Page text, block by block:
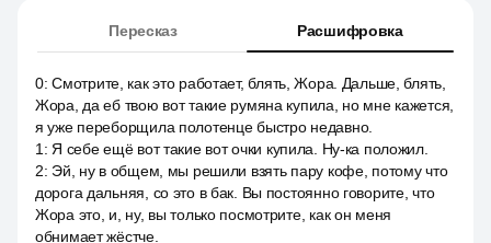
Пересказ Расшифровка
0:Смотрите, как это работает, блять, Жора. Дальше, блять,
Жора, да еб твою вот такие румяна купила, но мне кажется,
я уже переборщила полотенце быстро недавно.
1 : Я себе ещё вот такие вот очки купила. Ну-ка положил.
2: Эй, ну в общем, мы решили взять пару кофе, потому что
дорога дальняя, со это в бак. Вы постоянно говорите, что
Жора это, и, ну, вы только посмотрите, как он меня
обнимает жёстче.